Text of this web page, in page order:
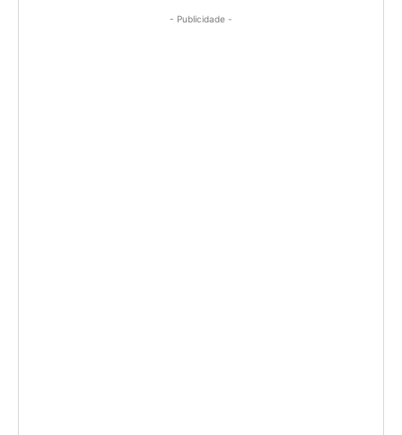
- Publicidade -